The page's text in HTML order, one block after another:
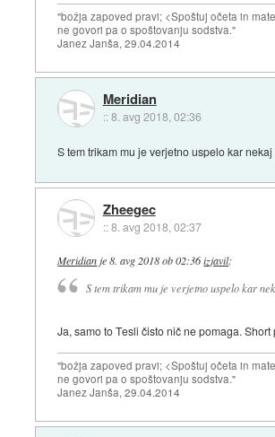
"božja zapoved pravi; <Spoštuj očeta in
ne govori pa o spoštovanju sodstva."
Janez Janša, 29.04.2014
Meridian
::8. avg 2018, 02:36
S tem trikam mu je verjetno uspelo kar
Zheegec
::8. avg 2018, 02:37
Meridianje8. avg 2018 ob 02:36 izjavil:
S tem trikam mu je verjetno uspelo kar
Ja, samo to Tesli čisto nič ne pomaga.
"božja zapoved pravi; <Spoštuj očeta in
ne govori pa o spoštovanju sodstva."
Janez Janša, 29.04.2014